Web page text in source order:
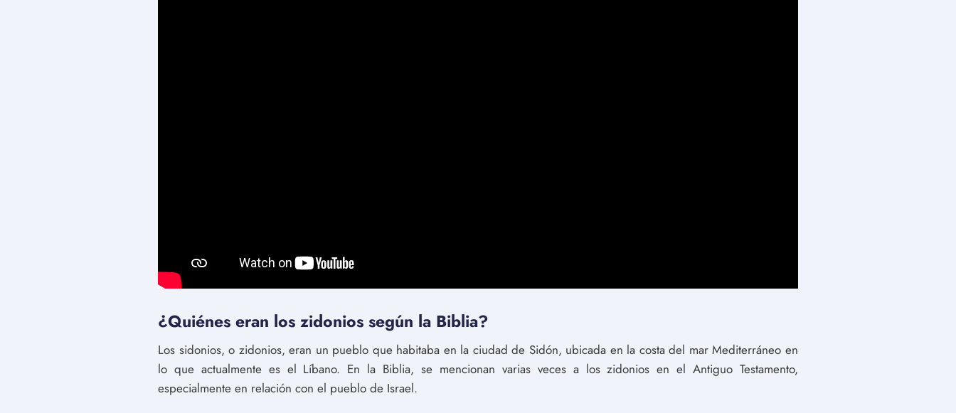
¿Quiénes eran los zidonios según la Biblia?
Los sidonios, o zidonios, eran un pueblo que habitaba en la ciudad de Sidón, ubicada en la costa del mar Mediterráneo en
lo que actualmente es el Líbano. En la Biblia, se mencionan varias veces a los zidonios en el Antiguo Testamento,
especialmente en relación con el pueblo de Israel.